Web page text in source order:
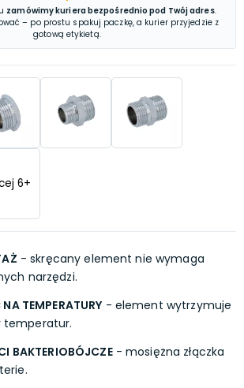
zamówimy kuriera bezpośrednio pod Twój adres.
– po prostu spakuj paczkę, a kurier przyjedzie z
gotową etykietą.
6+
- skręcany element nie wymaga
narzędzi.
TEMPERATURY - element wytrzymuje
temperatur.
BAKTERIOBÓJCZE- mosiężna złączka